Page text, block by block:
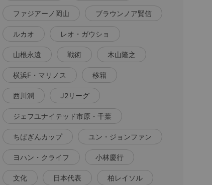
ファジアーノ岡山 ブラウンノア賢信
ルカオ レオ・ガウショ
山根永遠 戦術 木山隆之
横浜F・マリノス 移籍
西川潤 J2リーグ
ジェフユナイテッド市原・千葉
ちばぎんカップ ユン・ジョンファン
ヨハン・クライフ 小林慶行
文化 日本代表 柏レイソル